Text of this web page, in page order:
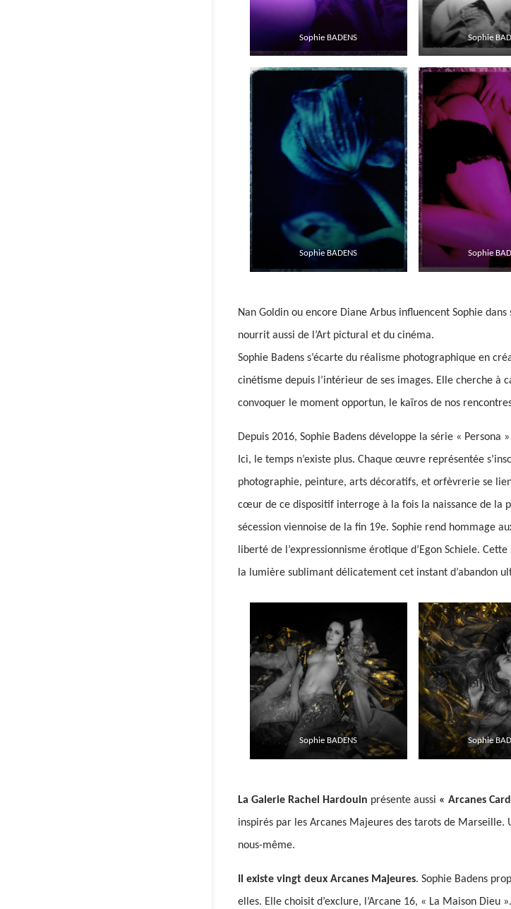
Sophie BADENS Sophie
Sophie BADENS Sophie
Nan Goldin ou encore Diane Arbus influencent Sophie
nourrit aussi de l’Art pictural et du cinéma.
Sophie Badens s’écarte du réalisme photographique en
cinétisme depuis l’intérieur de ses images. Elle cherche à
convoquer le moment opportun, le kaïros de nos
Depuis 2016, Sophie Badens développe la série « Persona
Ici, le temps n’existe plus. Chaque œuvre représentée
photographie, peinture, arts décoratifs, et orfèvrerie se
cœur de ce dispositif interroge à la fois la naissance de la
sécession viennoise de la fin 19e. Sophie rend hommage
liberté de l’expressionnisme érotique d’Egon Schiele.
la lumière sublimant délicatement cet instant d’abandon
Sophie BADENS Sophie
La Galerie Rachel Hardouin présente aussi « Arcanes
inspirés par les Arcanes Majeures des tarots de
nous-même.
Il existe vingt deux Arcanes Majeures. Sophie Badens
elles. Elle choisit d’exclure, l’Arcane 16, « La Maison